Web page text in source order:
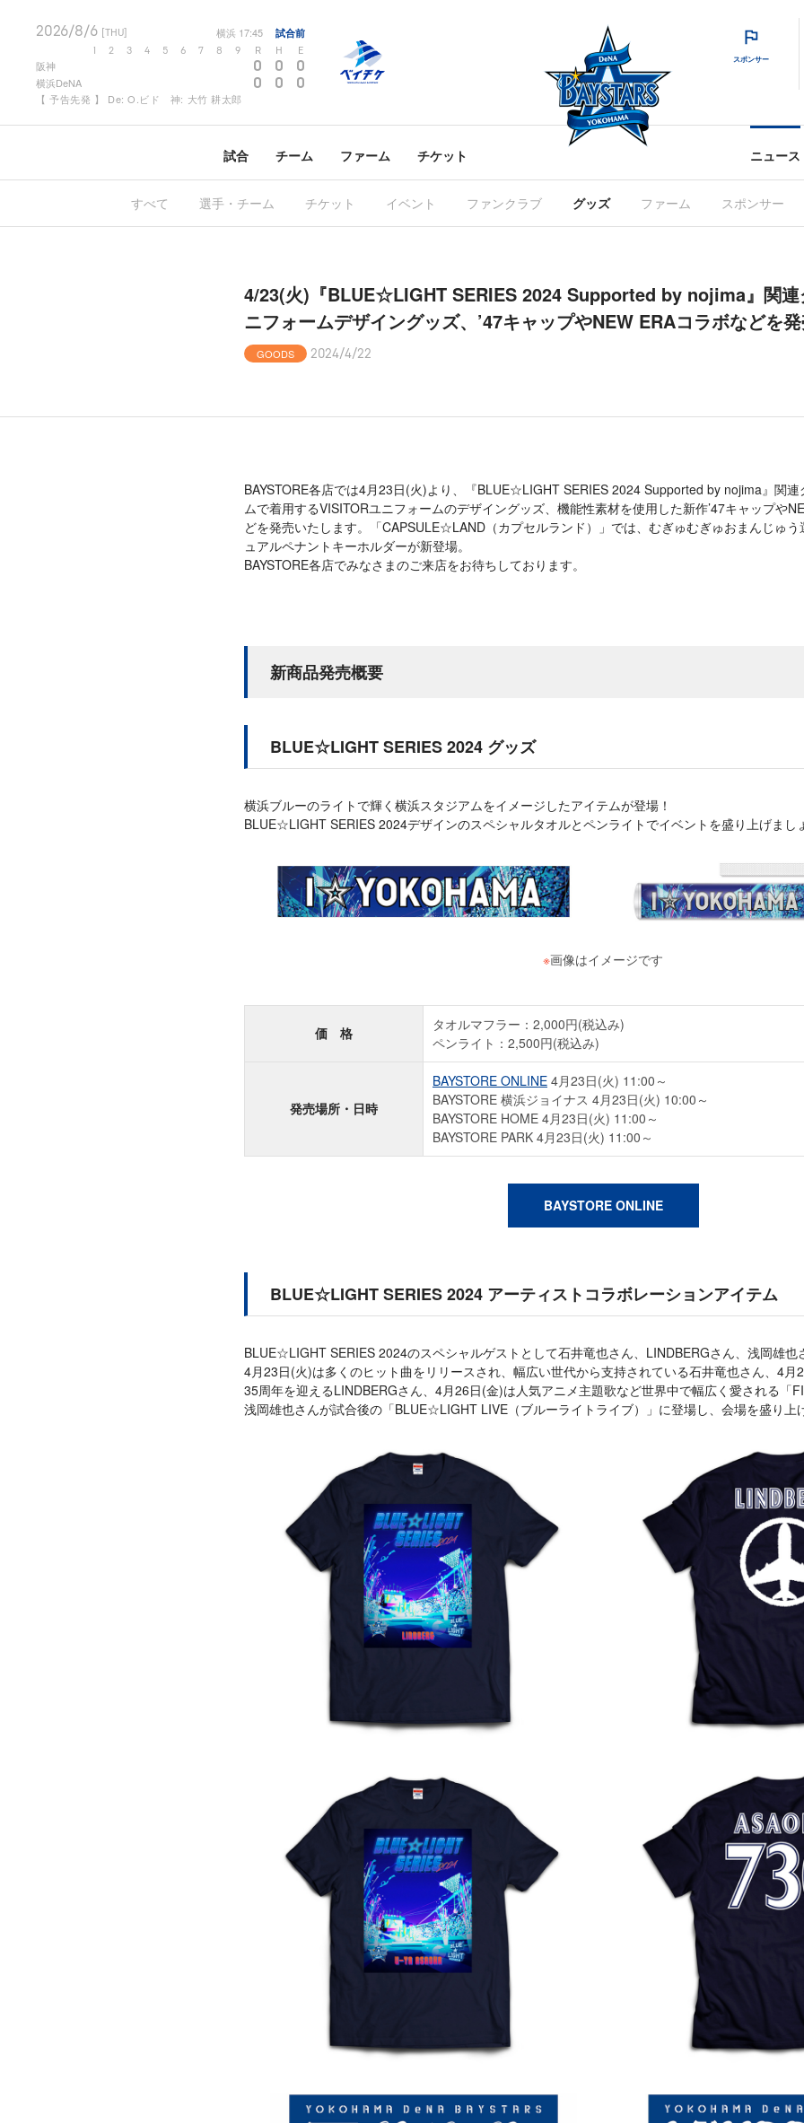
2026/8/6 [THU] 横浜 17:45 試合前
2 3 4 5 6 7 8 9 R H E
阪神 0 0 0
横浜DeNA 0 0 0
【 予告先発 】 De: O.ビド 神: 大竹 耕太郎
スポンサー
試合 チーム ファーム チケット ニュース
すべて 選手・チーム チケット イベント ファンクラブ グッズ ファーム スポンサー
4/23(火)『BLUE☆LIGHT SERIES 2024 Supported by nojima』関連
ニフォームデザイングッズ、’47キャップやNEW ERAコラボなどを
GOODS 2024/4/22
BAYSTORE各店では4月23日(火)より、『BLUE☆LIGHT SERIES 2024 Supported by nojima』関
ムで着用するVISITORユニフォームのデザイングッズ、機能性素材を使用した新作’47キャップや
どを発売いたします。「CAPSULE☆LAND（カプセルランド）」では、むぎゅむぎゅおまんじゅ
ュアルペナントキーホルダーが新登場。
BAYSTORE各店でみなさまのご来店をお待ちしております。
新商品発売概要
BLUE☆LIGHT SERIES 2024 グッズ
横浜ブルーのライトで輝く横浜スタジアムをイメージしたアイテムが登場！
BLUE☆LIGHT SERIES 2024デザインのスペシャルタオルとペンライトでイベントを盛り上げまし
※画像はイメージです
価 格
タオルマフラー：2,000円(税込み)
ペンライト：2,500円(税込み)
発売場所・日時
BAYSTORE ONLINE 4月23日(火) 11:00～
BAYSTORE 横浜ジョイナス 4月23日(火) 10:00～
BAYSTORE HOME 4月23日(火) 11:00～
BAYSTORE PARK 4月23日(火) 11:00～
BAYSTORE ONLINE
BLUE☆LIGHT SERIES 2024 アーティストコラボレーションアイテム
BLUE☆LIGHT SERIES 2024のスペシャルゲストとして石井竜也さん、LINDBERGさん、浅岡雄也
4月23日(火)は多くのヒット曲をリリースされ、幅広い世代から支持されている石井竜也さん、4
35周年を迎えるLINDBERGさん、4月26日(金)は人気アニメ主題歌など世界中で幅広く愛される「
浅岡雄也さんが試合後の「BLUE☆LIGHT LIVE（ブルーライトライブ）」に登場し、会場を盛り上